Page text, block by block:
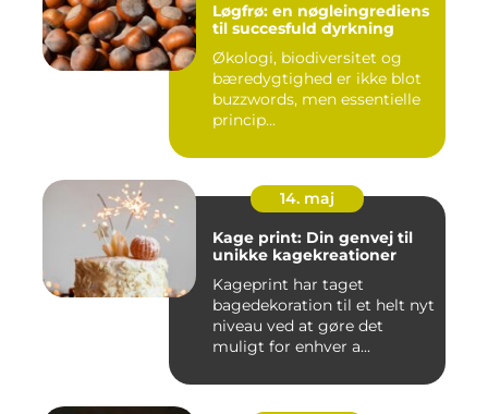
Løgfrø: en nøgleingrediens
til succesfuld dyrkning
Økologi, biodiversitet og
bæredygtighed er ikke blot
buzzwords, men essentielle
princip...
14. maj
Kage print: Din genvej til
unikke kagekreationer
Kageprint har taget
bagedekoration til et helt nyt
niveau ved at gøre det
muligt for enhver a...